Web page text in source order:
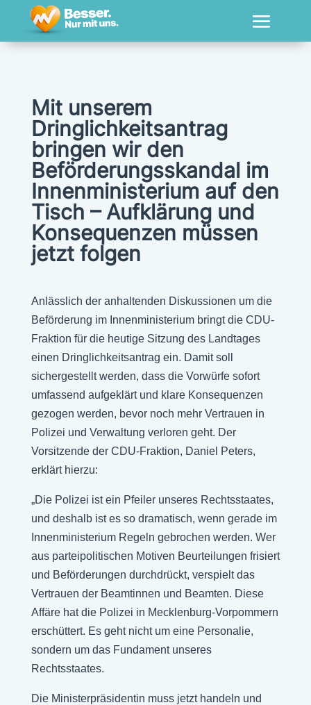
Mit unserem
Dringlichkeitsantrag
bringen wir den
Beförderungsskandal im
Innenministerium auf den
Tisch – Aufklärung und
Konsequenzen müssen
jetzt folgen
Anlässlich der anhaltenden Diskussionen um die
Beförderung im Innenministerium bringt die CDU-
Fraktion für die heutige Sitzung des Landtages
einen Dringlichkeitsantrag ein. Damit soll
sichergestellt werden, dass die Vorwürfe sofort
umfassend aufgeklärt und klare Konsequenzen
gezogen werden, bevor noch mehr Vertrauen in
Polizei und Verwaltung verloren geht. Der
Vorsitzende der CDU-Fraktion, Daniel Peters,
erklärt hierzu:
„Die Polizei ist ein Pfeiler unseres Rechtsstaates,
und deshalb ist es so dramatisch, wenn gerade im
Innenministerium Regeln gebrochen werden. Wer
aus parteipolitischen Motiven Beurteilungen frisiert
und Beförderungen durchdrückt, verspielt das
Vertrauen der Beamtinnen und Beamten. Diese
Affäre hat die Polizei in Mecklenburg-Vorpommern
erschüttert. Es geht nicht um eine Personalie,
sondern um das Fundament unseres
Rechtsstaates.
Die Ministerpräsidentin muss jetzt handeln und